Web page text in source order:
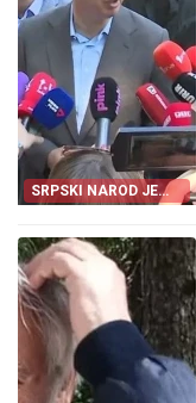
SRPSKI NAROD JE
JEDAN